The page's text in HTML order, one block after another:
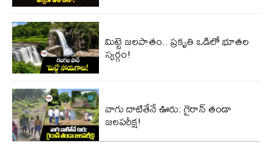
మిట్టె జలపాతం.. ప్రకృతి ఒడిలో భూతల
స్వర్గం!
వాగు దాటితేనే ఊరు: గైరాన్ తండా
జలపరీక్ష!